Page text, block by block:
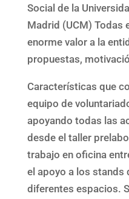
Social de la
Madrid (UCM) Todas
enorme valor a la
propuestas,
Características que
equipo de
apoyando todas las
desde el taller
trabajo en oficina
el apoyo a los stands
diferentes espacios.